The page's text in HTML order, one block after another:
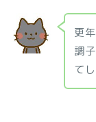
更
調
て